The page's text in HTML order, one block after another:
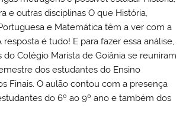
e outras disciplinas O que História,
e Matemática têm a ver com a
resposta é tudo! E para fazer essa análise,
Colégio Marista de Goiânia se reuniram
dos estudantes do Ensino
Finais. O aulão contou com a presença
do 6º ao 9º ano e também dos